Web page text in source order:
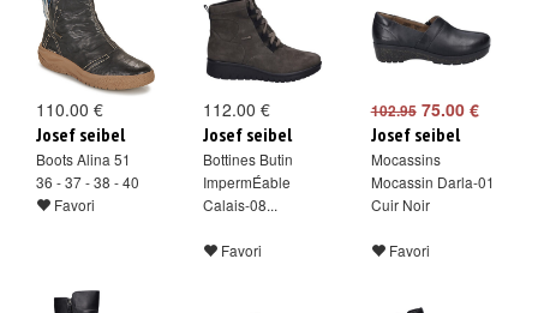
110.00 €
Josef seibel
Boots Alina 51
36 - 37 - 38 - 40
Favori
112.00 €
Josef seibel
Bottines Butin
ImpermÉable
Calais-08...
Favori
102.9575.00 €
Josef seibel
Mocassins
Mocassin Darla-01
Cuir Noir
Favori